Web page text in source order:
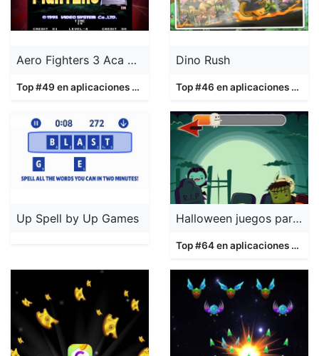
Aero Fighters 3 Aca Neogeo
Top #49 en aplicaciones
Juegos
Dino Rush
Top #46 en aplicaciones
Up Spell by Up Games Halloween juegos para niños!
Top #64 en aplicaciones